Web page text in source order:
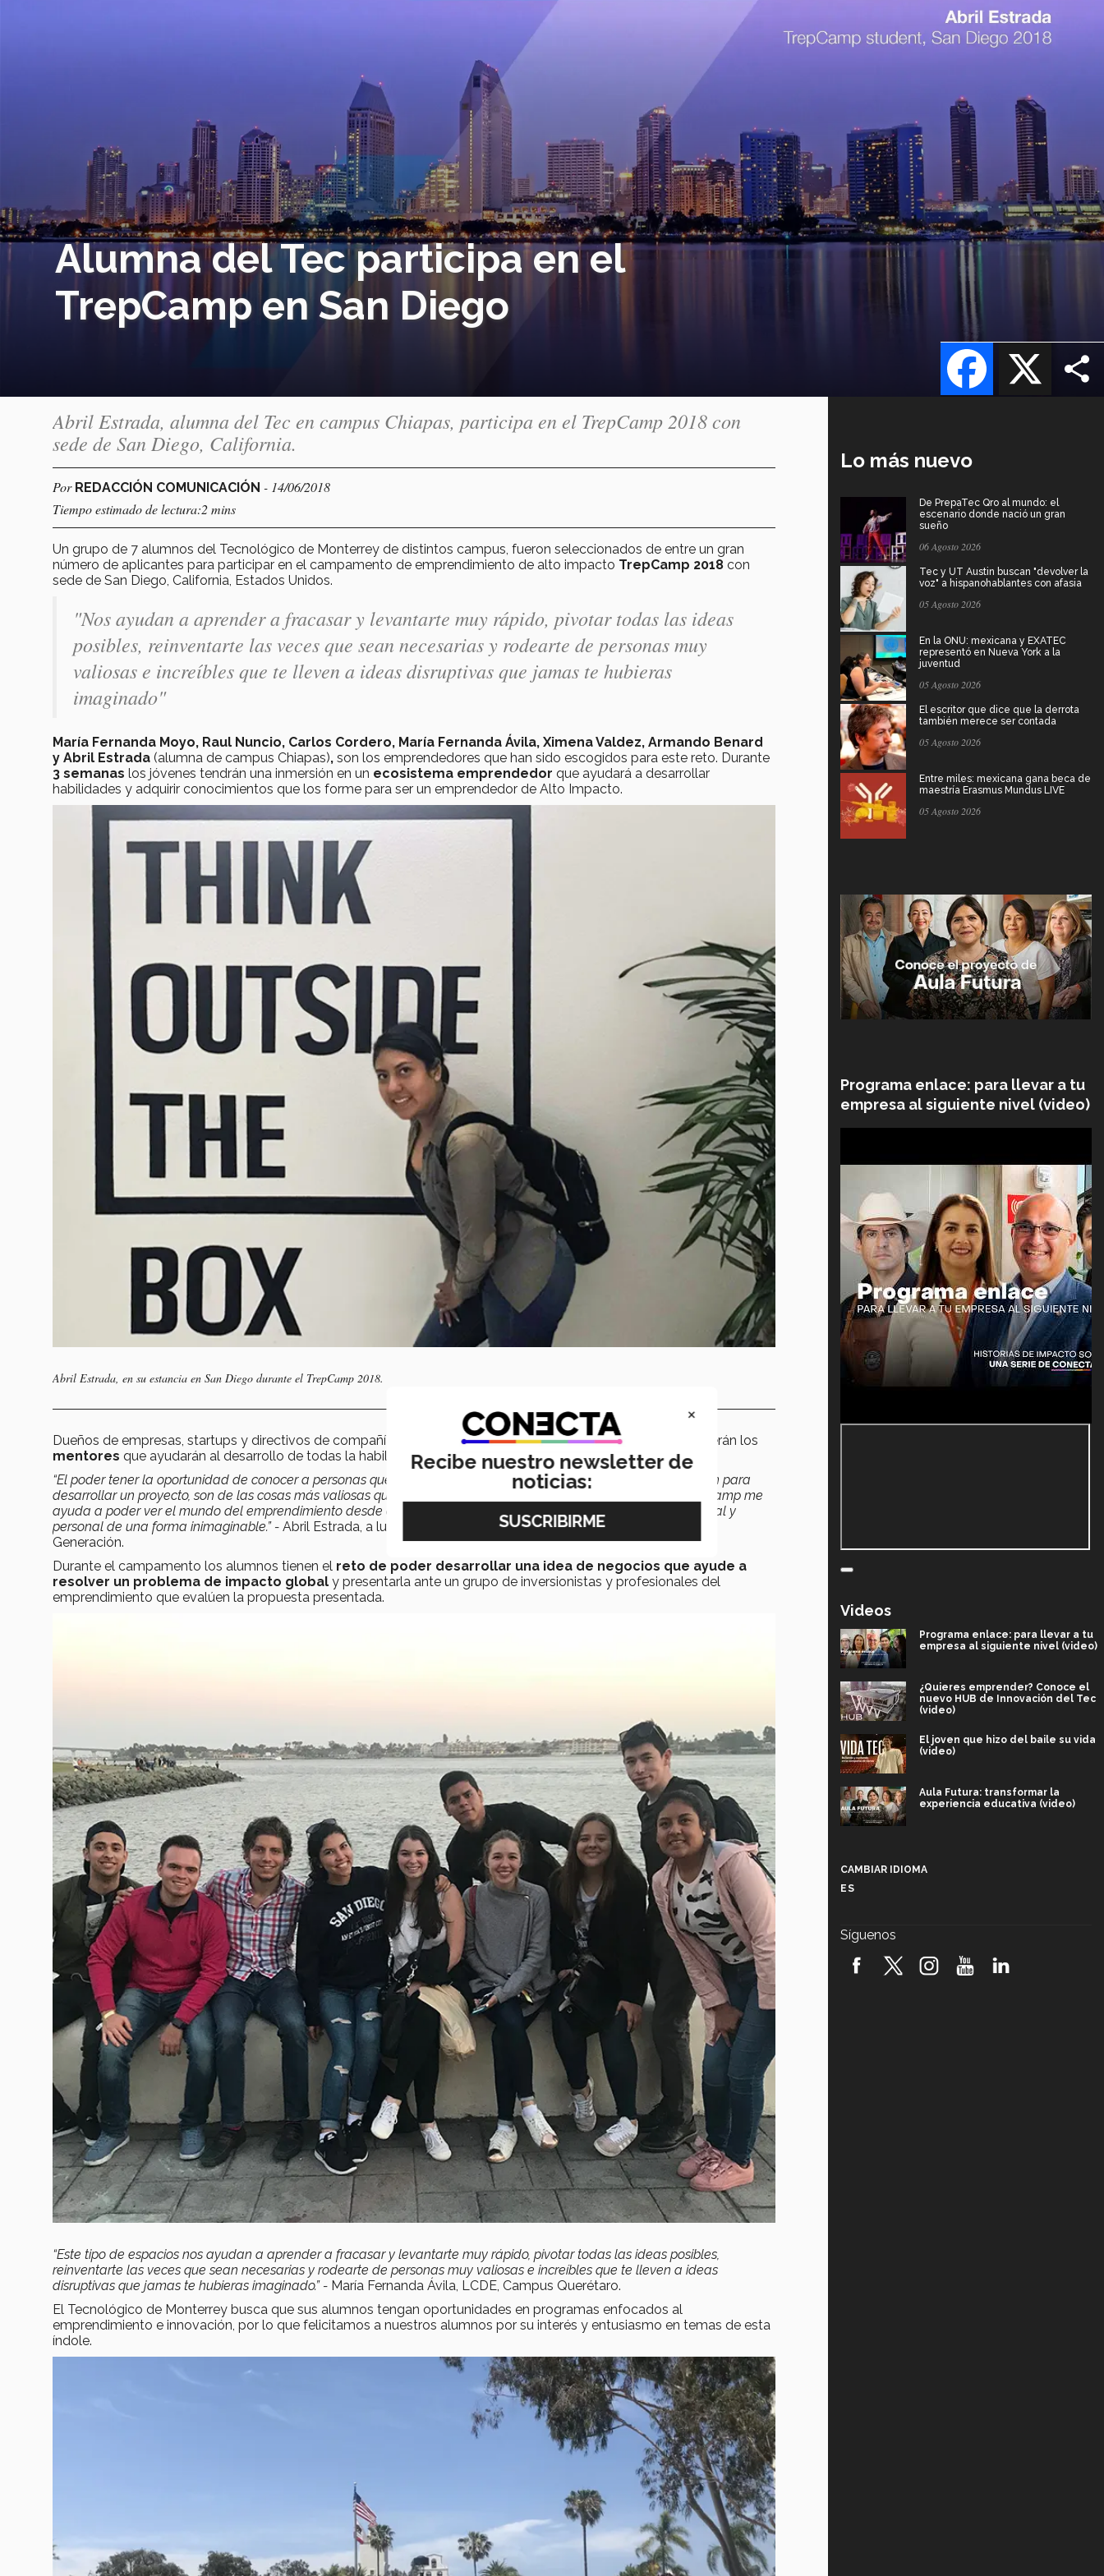
Alumna del Tec participa en el
TrepCamp en San Diego
X
Facebook
Abril Estrada, alumna del Tec en campus Chiapas, participa en el TrepCamp 2018 con
sede de San Diego, California.
Por REDACCIÓN COMUNICACIÓN - 14/06/2018
Tiempo estimado de lectura:2 mins
Un grupo de 7 alumnos del Tecnológico de Monterrey de distintos campus, fueron seleccionados de entre un gran
número de aplicantes para participar en el campamento de emprendimiento de alto impacto TrepCamp 2018 con
sede de San Diego, California, Estados Unidos.
"Nos ayudan a aprender a fracasar y levantarte muy rápido, pivotar todas las ideas
posibles, reinventarte las veces que sean necesarias y rodearte de personas muy
valiosas e increíbles que te lleven a ideas disruptivas que jamas te hubieras
imaginado"
María Fernanda Moyo, Raul Nuncio, Carlos Cordero, María Fernanda Ávila, Ximena Valdez, Armando Benard
y Abril Estrada (alumna de campus Chiapas), son los emprendedores que han sido escogidos para este reto. Durante
3 semanas los jóvenes tendrán una inmersión en un ecosistema emprendedor que ayudará a desarrollar
habilidades y adquirir conocimientos que los forme para ser un emprendedor de Alto Impacto.
Abril Estrada, en su estancia en San Diego durante el TrepCamp 2018.
Dueños de empresas, startups y directivos de compañías dedicadas a la innovación de nuevas tecnologías serán los
mentores que ayudarán al desarrollo de todas la habilidades.
“El poder tener la oportunidad de conocer a personas que tienen experiencia en el emprendimiento, que nos guíen para
desarrollar un proyecto, son de las cosas más valiosas que veo en el programa, definitivamente el estar en TrepCamp me
ayuda a poder ver el mundo del emprendimiento desde otra perspectiva y que sé que marcará mi vida profesional y
personal de una forma inimaginable.” - Abril Estrada, a lumna de LAE, Campus Chiapas y Líder del Mañana 1ra.
Generación.
Durante el campamento los alumnos tienen el reto de poder desarrollar una idea de negocios que ayude a
resolver un problema de impacto global y presentarla ante un grupo de inversionistas y profesionales del
emprendimiento que evalúen la propuesta presentada.
“Este tipo de espacios nos ayudan a aprender a fracasar y levantarte muy rápido, pivotar todas las ideas posibles,
reinventarte las veces que sean necesarias y rodearte de personas muy valiosas e increíbles que te lleven a ideas
disruptivas que jamas te hubieras imaginado.” - María Fernanda Ávila, LCDE, Campus Querétaro.
El Tecnológico de Monterrey busca que sus alumnos tengan oportunidades en programas enfocados al
emprendimiento e innovación, por lo que felicitamos a nuestros alumnos por su interés y entusiasmo en temas de esta
índole.
Lo más nuevo
De PrepaTec Qro al mundo: el
escenario donde nació un gran
sueño
06 Agosto 2026
Tec y UT Austin buscan "devolver la
voz" a hispanohablantes con afasia
05 Agosto 2026
En la ONU: mexicana y EXATEC
representó en Nueva York a la
juventud
05 Agosto 2026
El escritor que dice que la derrota
también merece ser contada
05 Agosto 2026
Entre miles: mexicana gana beca de
maestría Erasmus Mundus LIVE
05 Agosto 2026
Programa enlace: para llevar a tu
empresa al siguiente nivel (video)
Videos
Programa enlace: para llevar a tu
empresa al siguiente nivel (video)
¿Quieres emprender? Conoce el
nuevo HUB de Innovación del Tec
(video)
El joven que hizo del baile su vida
(video)
Aula Futura: transformar la
experiencia educativa (video)
robótica FIRST 2026! (video)
CAMBIAR IDIOMA
ES
Síguenos
×
Recibe nuestro newsletter de
noticias: